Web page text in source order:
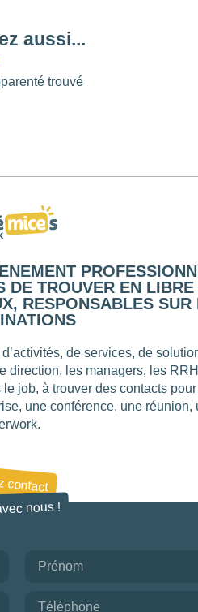
aussi...
trouvé
DE TROUVER EN
RESPONSABLES SUR
de services, de
direction, les managers, les
le job, à trouver des contacts
une conférence, une réunion,
contact
nous !